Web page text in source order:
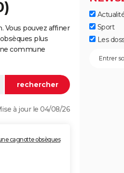
Vous pouvez affiner
plus
commune
à jour le 04/08/26
cagnotte obsèques
Sport
Les